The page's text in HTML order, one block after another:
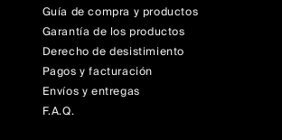
Guía de compra y productos
Garantía de los productos
Derecho de desistimiento
Pagos y facturación
Envíos y entregas
F.A.Q.